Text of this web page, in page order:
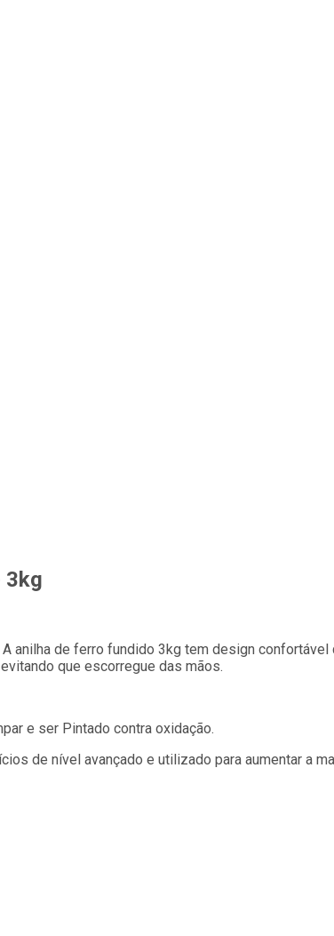
3kg
anilha de ferro fundido 3kg tem design confortável
que escorregue das mãos.
e ser Pintado contra oxidação.
de nível avançado e utilizado para aumentar a